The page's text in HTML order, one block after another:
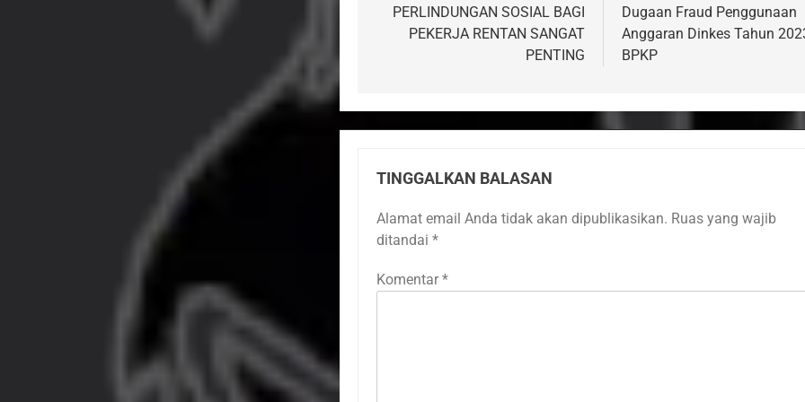
PERLINDUNGAN SOSIAL BAGI
PEKERJA RENTAN SANGAT
PENTING
Dugaan Fraud Penggunaan
Anggaran Dinkes Tahun
BPKP
TINGGALKAN BALASAN
Alamat email Anda tidak akan dipublikasikan. Ruas yang wajib
ditandai *
Komentar *